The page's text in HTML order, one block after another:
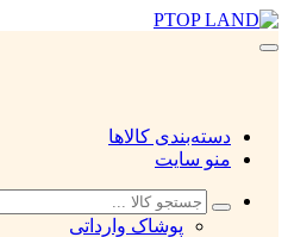
دسته‌بندی کالاها
منو سایت
پوشاک وارداتی